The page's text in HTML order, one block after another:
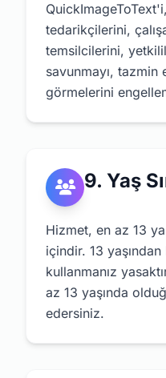
tedarikçilerini,
temsilcilerini,
savunmayı, tazmin
görmelerini
9. Yaş
Hizmet, en az 13
içindir. 13
kullanmanız
az 13 yaşında
edersiniz.